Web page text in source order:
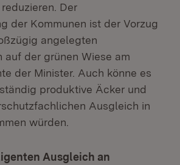
Der
der Kommunen ist der Vorzug
angelegten
auf der grünen Wiese am
der Minister. Auch könne es
produktive Äcker und
Ausgleich in
würden.
Ausgleich an